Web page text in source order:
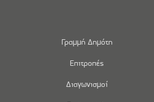
Γραμμή Δημότη
Επιτροπές
Διαγωνισμοί